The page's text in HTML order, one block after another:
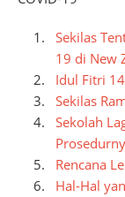
Sekilas
19 di New
Idul Fitri
Sekilas
Sekolah
Rencana
Hal-Hal